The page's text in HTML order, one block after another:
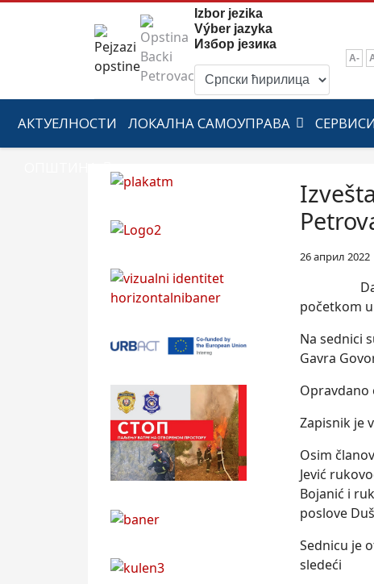
Izbor jezika
Výber jazyka
Избор језика
A-
АКТУЕЛНОСТИ ЛОКАЛНА САМОУПРАВА
26 април 2022
početkom
Na sednici
Gavra
Opravdano
Zapisnik je
Osim
Jević
Bojanić i
poslove
Sednicu je
sledeći